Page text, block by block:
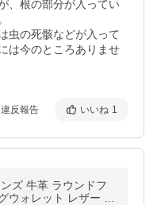
、根の部分が入ってい
虫の死骸などが入って
は今のところありませ
違反報告 いいね 1
ズ 牛革 ラウンドフ
ウォレット レザー メ